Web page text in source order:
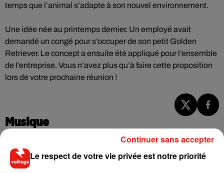
temps que l’animal s’adapte à son nouvel environnement.
Une idée née au printemps dernier. Un employé avait
demandé un congé pour s’occuper de son petit Golden
Retriever. Le concept a ensuite été appliqué pour l’ensemble
de l’entreprise. Vous n’avez plus qu’à faire cette proposition
lors de votre prochaine réunion !
Musique
RÜFÜS DU SOL annonce un nouvel
Le respect de votre vie privée est notre priorité
Continuer sans accepter